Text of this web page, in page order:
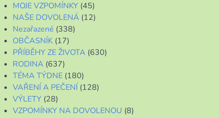
MOJE VZPOMÍNKY (45)
NAŠE DOVOLENÁ (12)
Nezařazené (338)
OBČASNÍK (17)
PŘÍBĚHY ZE ŽIVOTA (630)
RODINA (637)
TÉMA TÝDNE (180)
VAŘENÍ A PEČENÍ (128)
VÝLETY (28)
VZPOMÍNKY NA DOVOLENOU (8)